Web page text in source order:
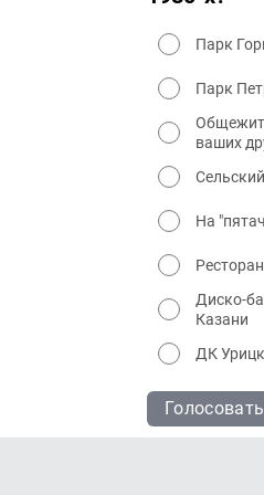
Парк
Парк
ваших
На
Диско-
Казани
ДК
Голосовать